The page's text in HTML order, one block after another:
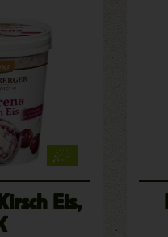
Eis,